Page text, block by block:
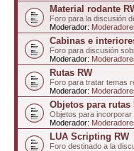
Material rodante
Foro para la discusión
Moderador:
Cabinas e
Foro para discusión
Moderador:
Rutas RW
Foro para tratar temas
Moderador:
Objetos para rutas
Objetos para incorporar
Moderador:
LUA Scripting RW
Foro destinado a la